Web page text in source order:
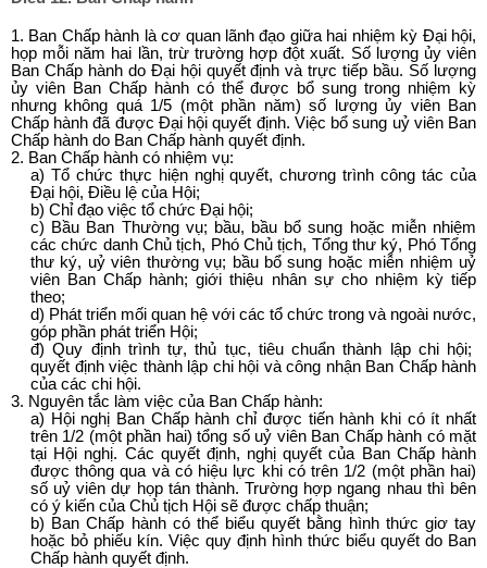
1. Ban Chấp hành là cơ quan lãnh đạo giữa hai nhiệm kỳ Đại hội,
họp mỗi năm hai lần, trừ trường hợp đột xuất. Số lượng ủy viên
Ban Chấp hành do Đại hội quyết định và trực tiếp bầu. Số lượng
ủy viên Ban Chấp hành có thể được bổ sung trong nhiệm kỳ
nhưng không quá 1/5 (một phần năm) số lượng ủy viên Ban
Chấp hành đã được Đại hội quyết định. Việc bổ sung uỷ viên Ban
Chấp hành do Ban Chấp hành quyết định.
2. Ban Chấp hành có nhiệm vụ:
a) Tổ chức thực hiện nghị quyết, chương trình công tác của
Đại hội, Điều lệ của Hội;
b) Chỉ đạo việc tổ chức Đại hội;
c) Bầu Ban Thường vụ; bầu, bầu bổ sung hoặc miễn nhiệm
các chức danh Chủ tịch, Phó Chủ tịch, Tổng thư ký, Phó Tổng
thư ký, uỷ viên thường vụ; bầu bổ sung hoặc miễn nhiệm uỷ
viên Ban Chấp hành; giới thiệu nhân sự cho nhiệm kỳ tiếp
theo;
d) Phát triển mối quan hệ với các tổ chức trong và ngoài nước,
góp phần phát triển Hội;
đ) Quy định trình tự, thủ tục, tiêu chuẩn thành lập chi hội;
quyết định việc thành lập chi hội và công nhận Ban Chấp hành
của các chi hội.
3. Nguyên tắc làm việc của Ban Chấp hành:
a) Hội nghị Ban Chấp hành chỉ được tiến hành khi có ít nhất
trên 1/2 (một phần hai) tổng số uỷ viên Ban Chấp hành có mặt
tại Hội nghị. Các quyết định, nghị quyết của Ban Chấp hành
được thông qua và có hiệu lực khi có trên 1/2 (một phần hai)
số uỷ viên dự họp tán thành. Trường hợp ngang nhau thì bên
có ý kiến của Chủ tịch Hội sẽ được chấp thuận;
b) Ban Chấp hành có thể biểu quyết bằng hình thức giơ tay
hoặc bỏ phiếu kín. Việc quy định hình thức biểu quyết do Ban
Chấp hành quyết định.